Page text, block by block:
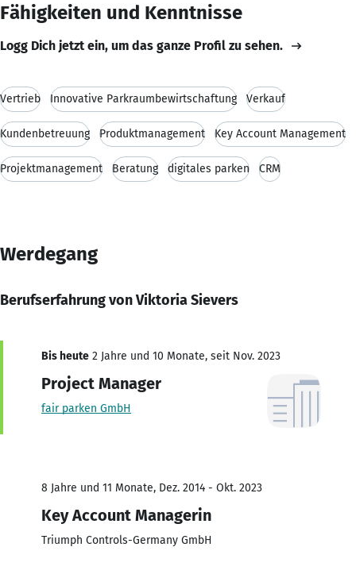
Fähigkeiten und Kenntnisse
Logg Dich jetzt ein, um das ganze Profil zu sehen.
Vertrieb Innovative Parkraumbewirtschaftung Verkauf
Kundenbetreuung Produktmanagement Key Account Management
Projektmanagement Beratung digitales parken CRM
Werdegang
Berufserfahrung von Viktoria Sievers
Bis heute 2 Jahre und 10 Monate, seit Nov. 2023
Project Manager
fair parken GmbH
8 Jahre und 11 Monate, Dez. 2014 - Okt. 2023
Key Account Managerin
Triumph Controls-Germany GmbH